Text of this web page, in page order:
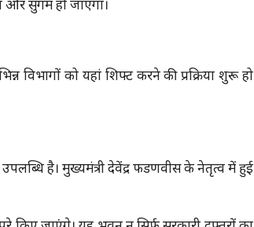
और सुगम हो जाएगा।
विभागों को यहां शिफ्ट करने की प्रक्रिया शुरू हो
है। मुख्यमंत्री देवेंद्र फडणवीस के नेतृत्व में हुई